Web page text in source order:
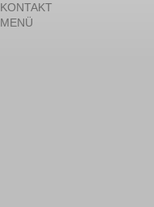
KONTAKT
MENÜ